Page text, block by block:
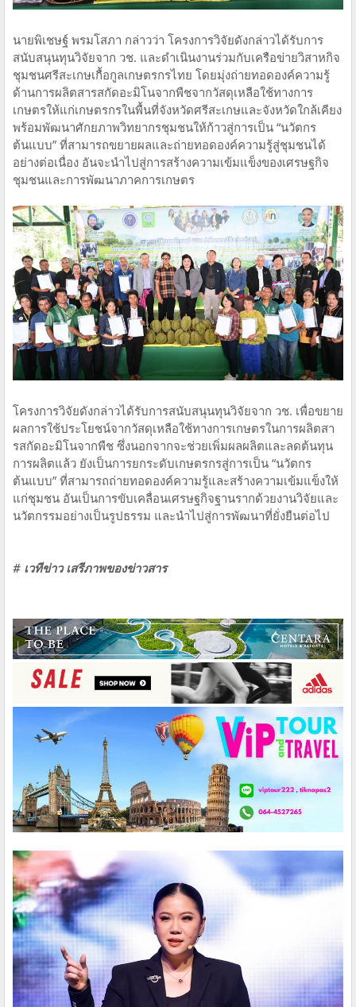
นายพิเชษฐ์ พรมโสภา กล่าวว่า โครงการวิจัยดังกล่าวได้รับการ
สนับสนุนทุนวิจัยจาก วช. และดำเนินงานร่วมกับเครือข่ายวิสาหกิจ
ชุมชนศรีสะเกษเกื้อกูลเกษตรกรไทย โดยมุ่งถ่ายทอดองค์ความรู้
ด้านการผลิตสารสกัดอะมิโนจากพืชจากวัสดุเหลือใช้ทางการ
เกษตรให้แก่เกษตรกรในพื้นที่จังหวัดศรีสะเกษและจังหวัดใกล้เคียง
พร้อมพัฒนาศักยภาพวิทยากรชุมชนให้ก้าวสู่การเป็น “นวัตกร
ต้นแบบ” ที่สามารถขยายผลและถ่ายทอดองค์ความรู้สู่ชุมชนได้
อย่างต่อเนื่อง อันจะนำไปสู่การสร้างความเข้มแข็งของเศรษฐกิจ
ชุมชนและการพัฒนาภาคการเกษตร
โครงการวิจัยดังกล่าวได้รับการสนับสนุนทุนวิจัยจาก วช. เพื่อขยาย
ผลการใช้ประโยชน์จากวัสดุเหลือใช้ทางการเกษตรในการผลิตสา
รสกัดอะมิโนจากพืช ซึ่งนอกจากจะช่วยเพิ่มผลผลิตและลดต้นทุน
การผลิตแล้ว ยังเป็นการยกระดับเกษตรกรสู่การเป็น “นวัตกร
ต้นแบบ” ที่สามารถถ่ายทอดองค์ความรู้และสร้างความเข้มแข็งให้
แก่ชุมชน อันเป็นการขับเคลื่อนเศรษฐกิจฐานรากด้วยงานวิจัยและ
นวัตกรรมอย่างเป็นรูปธรรม และนำไปสู่การพัฒนาที่ยั่งยืนต่อไป
# เวทีข่าว เสรีภาพของข่าวสาร